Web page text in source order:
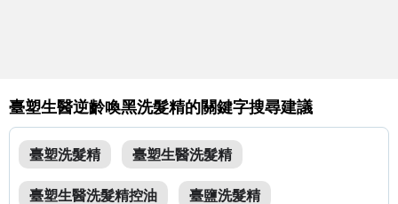
臺塑生醫逆齡喚黑洗髮精的關鍵字搜尋建議
臺塑洗髮精
臺塑生醫洗髮精
臺塑生醫洗髮精控油
臺鹽洗髮精